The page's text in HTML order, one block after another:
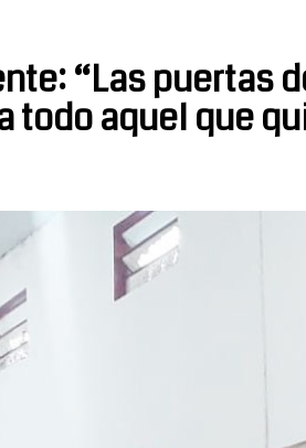
“Las puertas
todo aquel que